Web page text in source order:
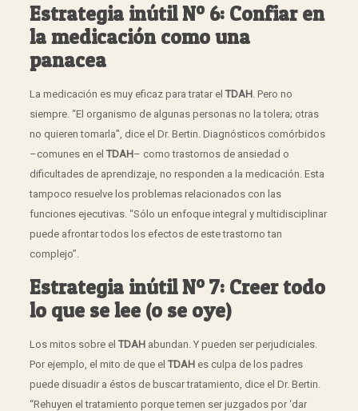
Estrategia inútil Nº 6: Confiar en
la medicación como una
panacea
La medicación es muy eficaz para tratar el TDAH. Pero no
siempre. “El organismo de algunas personas no la tolera; otras
no quieren tomarla”, dice el Dr. Bertin. Diagnósticos comórbidos
–comunes en el TDAH– como trastornos de ansiedad o
dificultades de aprendizaje, no responden a la medicación. Esta
tampoco resuelve los problemas relacionados con las
funciones ejecutivas. “Sólo un enfoque integral y multidisciplinar
puede afrontar todos los efectos de este trastorno tan
complejo”.
Estrategia inútil Nº 7: Creer todo
lo que se lee (o se oye)
Los mitos sobre el TDAHabundan. Y pueden ser perjudiciales.
Por ejemplo, el mito de que el TDAHes culpa de los padres
puede disuadir a éstos de buscar tratamiento, dice el Dr. Bertin.
“Rehuyen el tratamiento porque temen ser juzgados por ‘dar